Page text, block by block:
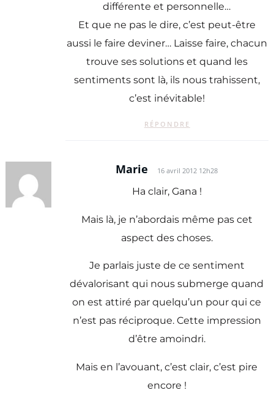
différente et personnelle…
Et que ne pas le dire, c’est peut-être
aussi le faire deviner… Laisse faire, chacun
trouve ses solutions et quand les
sentiments sont là, ils nous trahissent,
c’est inévitable!
RÉPONDRE
Marie 16 avril 2012 12h28
Ha clair, Gana !
Mais là, je n’abordais même pas cet
aspect des choses.
Je parlais juste de ce sentiment
dévalorisant qui nous submerge quand
on est attiré par quelqu’un pour qui ce
n’est pas réciproque. Cette impression
d’être amoindri.
Mais en l’avouant, c’est clair, c’est pire
encore !